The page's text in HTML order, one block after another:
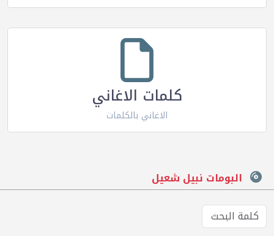
كلمات الاغاني
الاغاني بالكلمات
البومات نبيل شعيل